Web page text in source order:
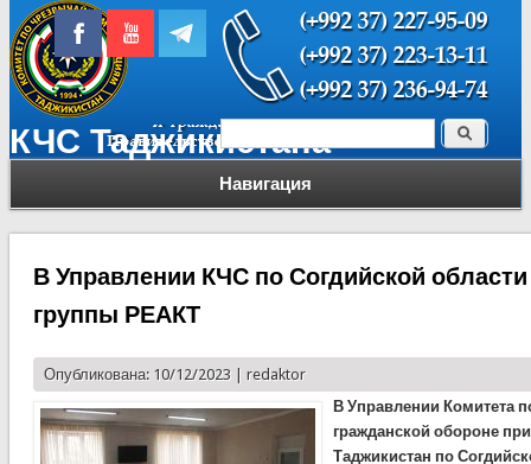
КЧС Таджикистана
Навигация
Форма поиска Поиск
В Управлении КЧС по Согдийской
группы РЕАКТ
Опубликована: 10/12/2023 | redaktor
В Управлении Комитета
гражданской обороне
Таджикистан по